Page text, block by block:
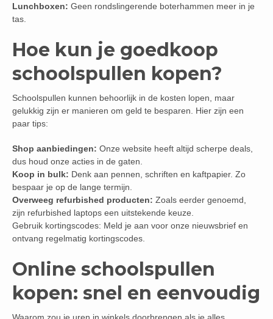
Lunchboxen: Geen rondslingerende boterhammen meer in je
tas.
Hoe kun je goedkoop
schoolspullen kopen?
Schoolspullen kunnen behoorlijk in de kosten lopen, maar
gelukkig zijn er manieren om geld te besparen. Hier zijn een
paar tips:
Shop aanbiedingen: Onze website heeft altijd scherpe deals,
dus houd onze acties in de gaten.
Koop in bulk: Denk aan pennen, schriften en kaftpapier. Zo
bespaar je op de lange termijn.
Overweeg refurbished producten: Zoals eerder genoemd,
zijn refurbished laptops een uitstekende keuze.
Gebruik kortingscodes: Meld je aan voor onze nieuwsbrief en
ontvang regelmatig kortingscodes.
Online schoolspullen
kopen: snel en eenvoudig
Waarom zou je uren in winkels doorbrengen als je alles